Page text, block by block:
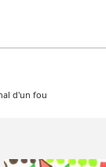
d'un fou